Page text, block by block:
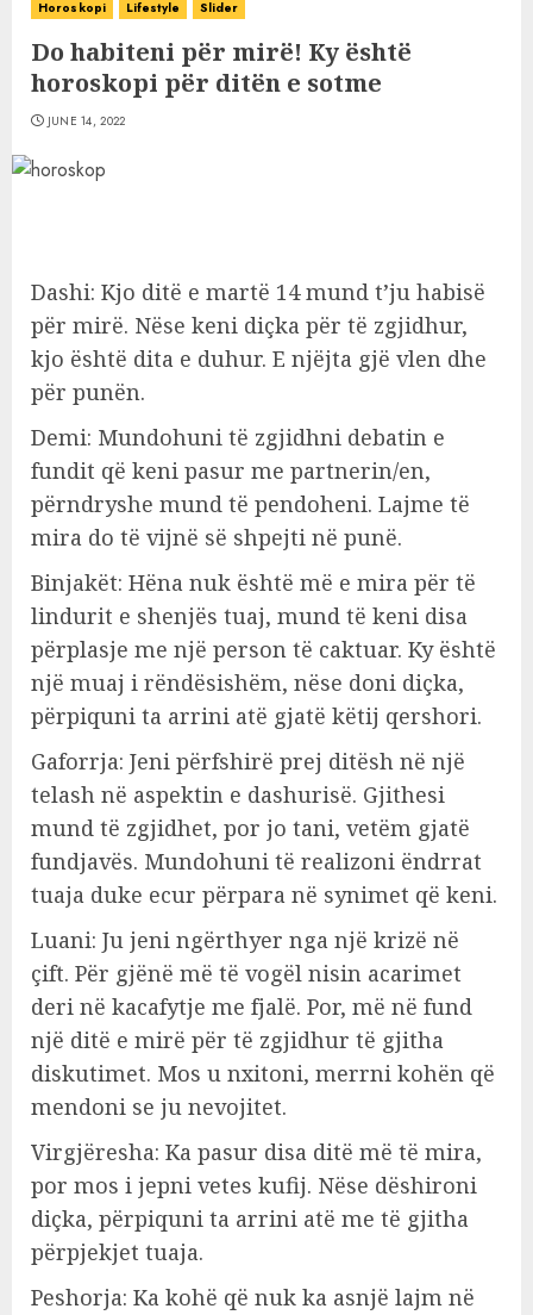
Horoskopi Lifestyle Slider
Do habiteni për mirë! Ky është
horoskopi për ditën e sotme
JUNE 14, 2022
Dashi: Kjo ditë e martë 14 mund t’ju habisë
për mirë. Nëse keni diçka për të zgjidhur,
kjo është dita e duhur. E njëjta gjë vlen dhe
për punën.
Demi: Mundohuni të zgjidhni debatin e
fundit që keni pasur me partnerin/en,
përndryshe mund të pendoheni. Lajme të
mira do të vijnë së shpejti në punë.
Binjakët: Hëna nuk është më e mira për të
lindurit e shenjës tuaj, mund të keni disa
përplasje me një person të caktuar. Ky është
një muaj i rëndësishëm, nëse doni diçka,
përpiquni ta arrini atë gjatë këtij qershori.
Gaforrja: Jeni përfshirë prej ditësh në një
telash në aspektin e dashurisë. Gjithesi
mund të zgjidhet, por jo tani, vetëm gjatë
fundjavës. Mundohuni të realizoni ëndrrat
tuaja duke ecur përpara në synimet që keni.
Luani: Ju jeni ngërthyer nga një krizë në
çift. Për gjënë më të vogël nisin acarimet
deri në kacafytje me fjalë. Por, më në fund
një ditë e mirë për të zgjidhur të gjitha
diskutimet. Mos u nxitoni, merrni kohën që
mendoni se ju nevojitet.
Virgjëresha: Ka pasur disa ditë më të mira,
por mos i jepni vetes kufij. Nëse dëshironi
diçka, përpiquni ta arrini atë me të gjitha
përpjekjet tuaja.
Peshorja: Ka kohë që nuk ka asnjë lajm në